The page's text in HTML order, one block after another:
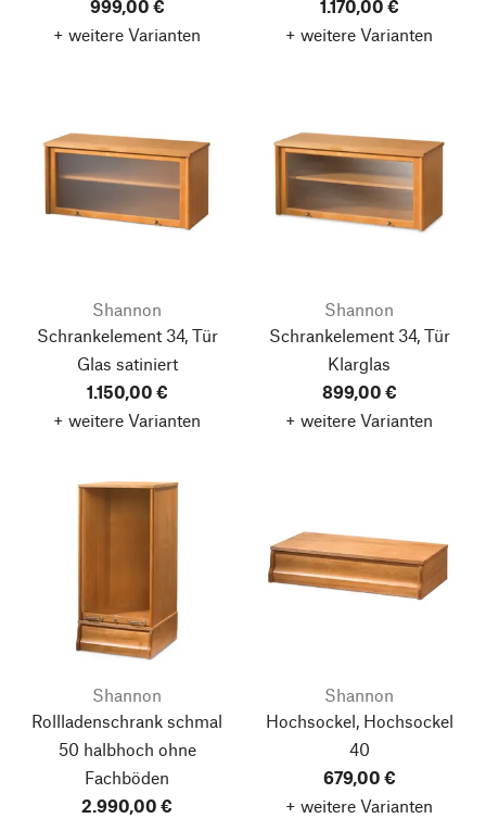
999,00 €
+ weitere Varianten
1.170,00 €
+ weitere Varianten
Shannon
Schrankelement 34, Tür
Glas satiniert
1.150,00 €
+ weitere Varianten
Shannon
Schrankelement 34, Tür
Klarglas
899,00 €
+ weitere Varianten
Shannon
Rollladenschrank schmal
50 halbhoch ohne
Fachböden
2.990,00 €
Shannon
Hochsockel, Hochsockel
40
679,00 €
+ weitere Varianten